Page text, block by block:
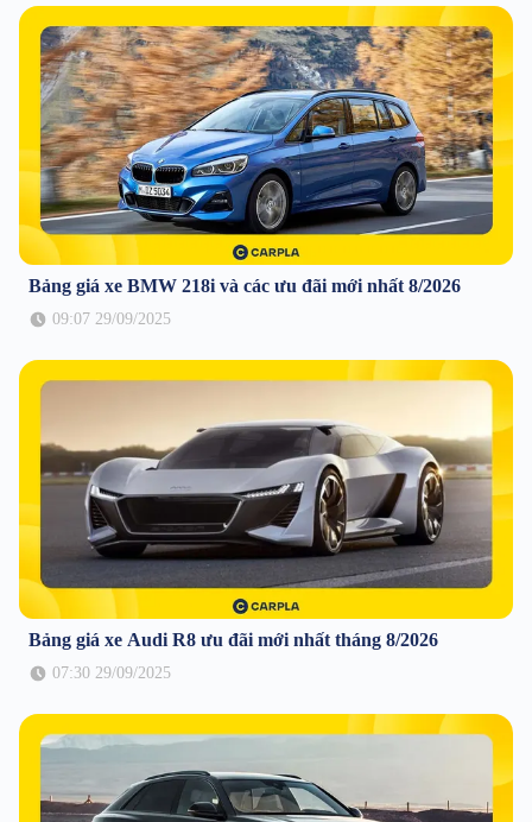
Bảng giá xe BMW 218i và các ưu đãi mới nhất 8/2026
09:07 29/09/2025
Bảng giá xe Audi R8 ưu đãi mới nhất tháng 8/2026
07:30 29/09/2025